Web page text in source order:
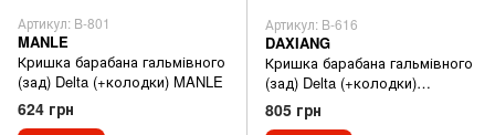
Артикул: B-801
MANLE
Кришка барабана гальмівного
(зад) Delta (+колодки) MANLE
624 грн
Артикул: B-616
DAXIANG
Кришка барабана гальмівного
(зад) Delta (+колодки)
DAXIANG
805 грн